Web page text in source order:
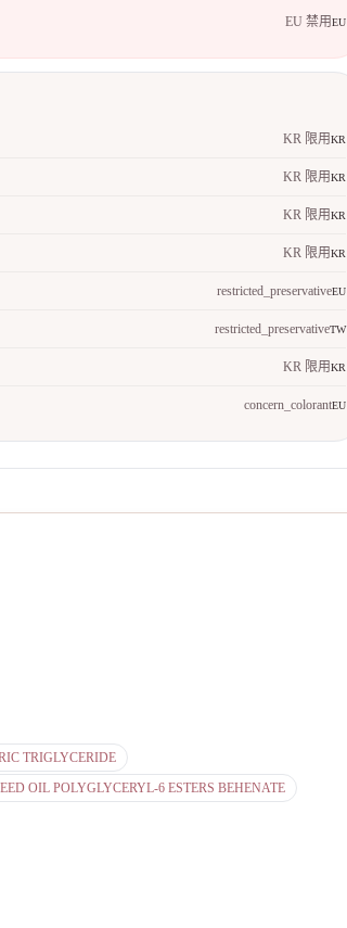
EU 禁用EU
KR 限用KR
KR 限用KR
KR 限用KR
KR 限用KR
restricted_preservativeEU
restricted_preservativeTW
KR 限用KR
concern_colorantEU
TRIGLYCERIDE
OIL POLYGLYCERYL-6 ESTERS BEHENATE